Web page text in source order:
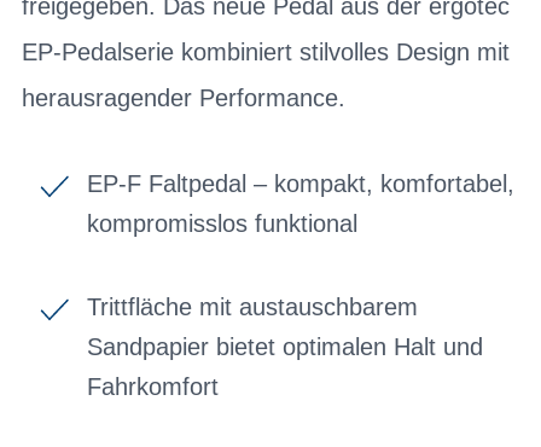
freigegeben. Das neue Pedal aus der ergotec
EP-Pedalserie kombiniert stilvolles Design mit
herausragender Performance.
EP-F Faltpedal – kompakt, komfortabel,
kompromisslos funktional
Trittfläche mit austauschbarem
Sandpapier bietet optimalen Halt und
Fahrkomfort